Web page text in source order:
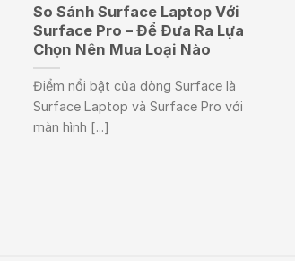
So Sánh Surface Laptop Với
Surface Pro – Để Đưa Ra Lựa
Chọn Nên Mua Loại Nào
Điểm nổi bật của dòng Surface là
Surface Laptop và Surface Pro với
màn hình [...]